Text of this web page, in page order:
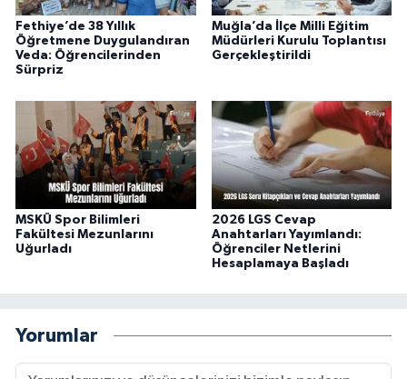
Fethiye’de 38 Yıllık
Öğretmene Duygulandıran
Veda: Öğrencilerinden
Sürpriz
Muğla’da İlçe Milli Eğitim
Müdürleri Kurulu Toplantısı
Gerçekleştirildi
MSKÜ Spor Bilimleri
Fakültesi Mezunlarını
Uğurladı
2026 LGS Cevap
Anahtarları Yayımlandı:
Öğrenciler Netlerini
Hesaplamaya Başladı
Yorumlar